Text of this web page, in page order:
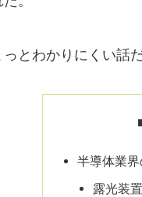
とわかりにくい話
半導体業
露光装